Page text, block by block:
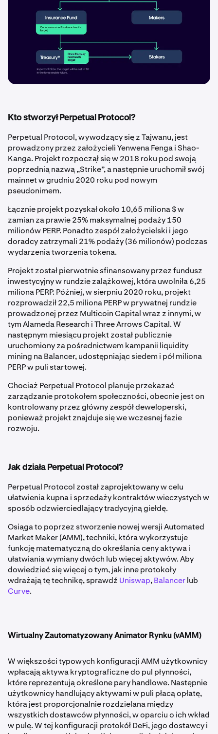
Kto stworzył Perpetual Protocol?
Perpetual Protocol, wywodzący się z Tajwanu, jest
prowadzony przez założycieli Yenwena Fenga i Shao-
Kanga. Projekt rozpoczął się w 2018 roku pod swoją
poprzednią nazwą „Strike”, a następnie uruchomił swój
mainnet w grudniu 2020 roku pod nowym
pseudonimem.
Łącznie projekt pozyskał około 10,65 miliona $ w
zamian za prawie 25% maksymalnej podaży 150
milionów PERP. Ponadto zespół założycielski i jego
doradcy zatrzymali 21% podaży (36 milionów) podczas
wydarzenia tworzenia tokena.
Projekt został pierwotnie sfinansowany przez fundusz
inwestycyjny w rundzie zalążkowej, która uwolniła 6,25
miliona PERP. Później, w sierpniu 2020 roku, projekt
rozprowadził 22,5 miliona PERP w prywatnej rundzie
prowadzonej przez Multicoin Capital wraz z innymi, w
tym Alameda Research i Three Arrows Capital. W
następnym miesiącu projekt został publicznie
uruchomiony za pośrednictwem kampanii liquidity
mining na Balancer, udostępniając siedem i pół miliona
PERP w puli startowej.
Chociaż Perpetual Protocol planuje przekazać
zarządzanie protokołem społeczności, obecnie jest on
kontrolowany przez główny zespół deweloperski,
ponieważ projekt znajduje się we wczesnej fazie
rozwoju.
Jak działa Perpetual Protocol?
Perpetual Protocol został zaprojektowany w celu
ułatwienia kupna i sprzedaży kontraktów wieczystych w
sposób odzwierciedlający tradycyjną giełdę.
Osiąga to poprzez stworzenie nowej wersji Automated
Market Maker (AMM), techniki, która wykorzystuje
funkcję matematyczną do określania ceny aktywa i
ułatwiania wymiany dwóch lub więcej aktywów. Aby
dowiedzieć się więcej o tym, jak inne protokoły
wdrażają tę technikę, sprawdź Uniswap,Balancerlub
Curve.
Wirtualny Zautomatyzowany Animator Rynku (vAMM)
W większości typowych konfiguracji AMM użytkownicy
wpłacają aktywa kryptograficzne do pul płynności,
które reprezentują określone pary handlowe. Następnie
użytkownicy handlujący aktywami w puli płacą opłatę,
która jest proporcjonalnie rozdzielana między
wszystkich dostawców płynności, w oparciu o ich wkład
w pulę. W tej konfiguracji protokół DeFi, jego dostawcy i